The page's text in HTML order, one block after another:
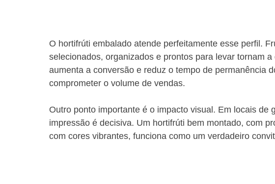
O hortifrúti embalado atende perfeitamente esse perfil.
selecionados, organizados e prontos para levar tornam
aumenta a conversão e reduz o tempo de permanência
comprometer o volume de vendas.
Outro ponto importante é o impacto visual. Em locais de
impressão é decisiva. Um hortifrúti bem montado, com
com cores vibrantes, funciona como um verdadeiro